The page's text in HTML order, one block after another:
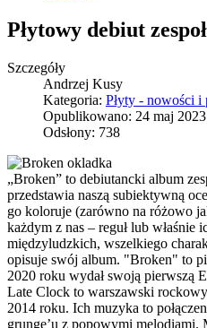
Płytowy debiut
Szczegóły
Andrzej Kusy
Kategoria: Płyty - nowości i
Opublikowano: 24 maj 2023
Odsłony: 738
„Broken” to debiutancki album
przedstawia naszą subiektywną
go koloruje (zarówno na różowo
każdym z nas – reguł lub właśnie
międzyludzkich, wszelkiego
opisuje swój album. "Broken" to
2020 roku wydał swoją pierwszą
Late Clock to warszawski
2014 roku. Ich muzyka to
grunge’u z popowymi melodiami.